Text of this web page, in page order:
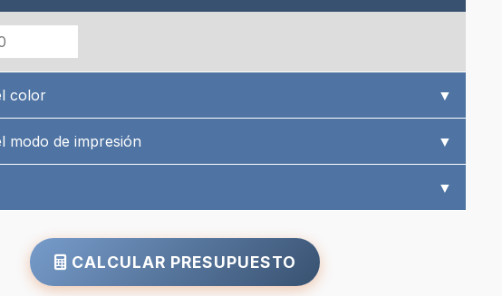
color ▼
modo de impresión ▼
▼
CALCULAR PRESUPUESTO